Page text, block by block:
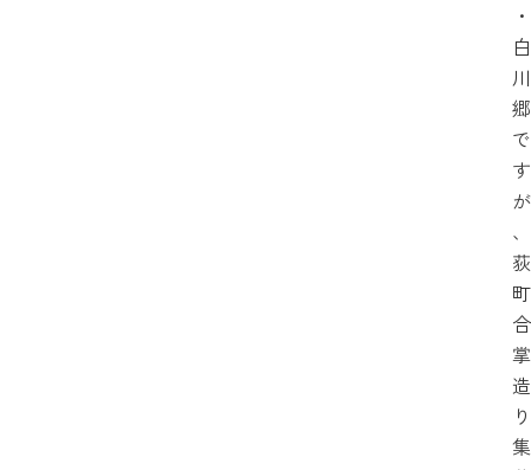
・
白
川
郷
で
す
が
、
荻
町
合
掌
造
り
集